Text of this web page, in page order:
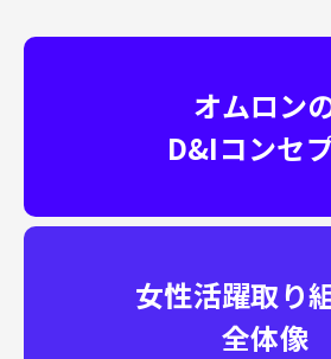
オムロン
D&Iコンセ
女性活躍取り
全体像